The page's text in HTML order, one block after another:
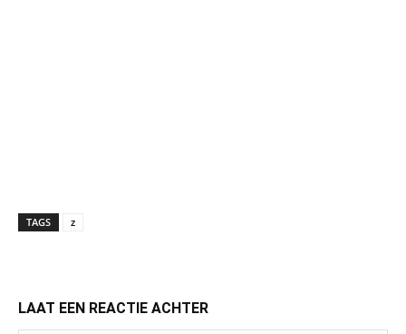
TAGS z
LAAT EEN REACTIE ACHTER